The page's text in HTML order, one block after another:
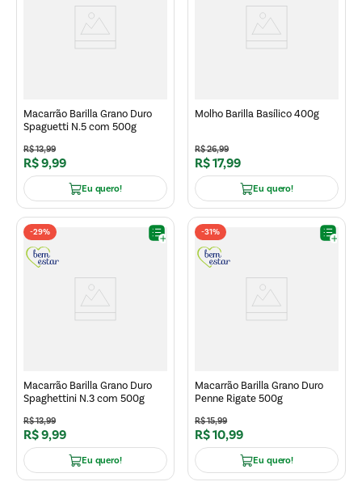
Macarrão Barilla Grano Duro
Spaguetti N.5 com 500g
R$13,99
R$9,99
Eu quero!
Molho Barilla Basílico 400g
R$26,99
R$17,99
Eu quero!
-29%
Macarrão Barilla Grano Duro
Spaghettini N.3 com 500g
R$13,99
R$9,99
Eu quero!
-31%
Macarrão Barilla Grano Duro
Penne Rigate 500g
R$15,99
R$10,99
Eu quero!